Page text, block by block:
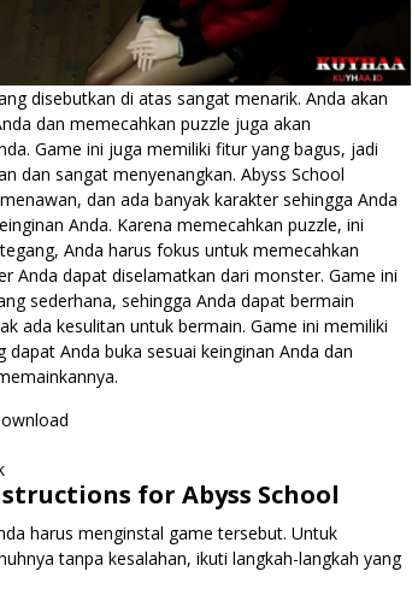
disebutkan di atas sangat menarik. Anda akan
dan memecahkan puzzle juga akan
Game ini juga memiliki fitur yang bagus, jadi
dan sangat menyenangkan. Abyss School
dan ada banyak karakter sehingga Anda
Anda. Karena memecahkan puzzle, ini
Anda harus fokus untuk memecahkan
Anda dapat diselamatkan dari monster. Game ini
sederhana, sehingga Anda dapat bermain
ada kesulitan untuk bermain. Game ini memiliki
dapat Anda buka sesuai keinginan Anda dan
for Abyss School
harus menginstal game tersebut. Untuk
tanpa kesalahan, ikuti langkah-langkah yang